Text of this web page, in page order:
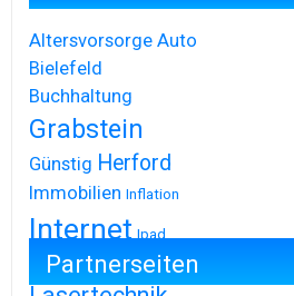
Altersvorsorge Auto
Bielefeld
Buchhaltung
Grabstein
Günstig Herford
Immobilien Inflation
Internet Ipad
Iphone
Partnerseiten